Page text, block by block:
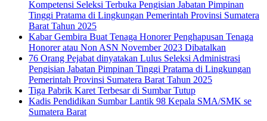
Kompetensi Seleksi Terbuka Pengisian Jabatan Pimpinan
Tinggi Pratama di Lingkungan Pemerintah Provinsi Sumatera
Barat Tahun 2025
Kabar Gembira Buat Tenaga Honorer Penghapusan Tenaga
Honorer atau Non ASN November 2023 Dibatalkan
76 Orang Pejabat dinyatakan Lulus Seleksi Administrasi
Pengisian Jabatan Pimpinan Tinggi Pratama di Lingkungan
Pemerintah Provinsi Sumatera Barat Tahun 2025
Tiga Pabrik Karet Terbesar di Sumbar Tutup
Kadis Pendidikan Sumbar Lantik 98 Kepala SMA/SMK se
Sumatera Barat